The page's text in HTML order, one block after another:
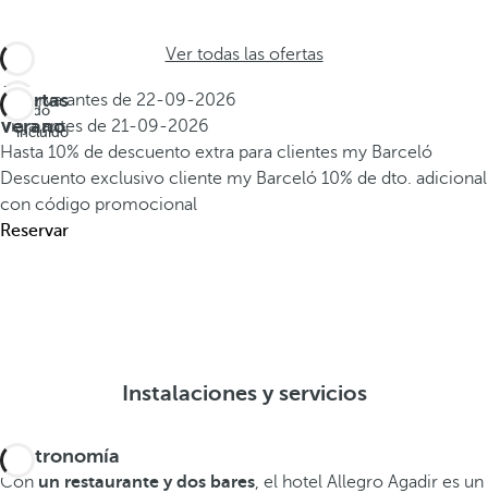
Ver todas las ofertas
Ofertas
Verano
Todo
incluido
Reserva antes de 22-09-2026
Viaja antes de 21-09-2026
Hasta 10% de descuento extra para clientes my Barceló
Descuento exclusivo cliente my Barceló 10% de dto. adicional
con código promocional
Reservar
Instalaciones y servicios
Gastronomía
Con un restaurante y dos bares, el hotel Allegro Agadir es un